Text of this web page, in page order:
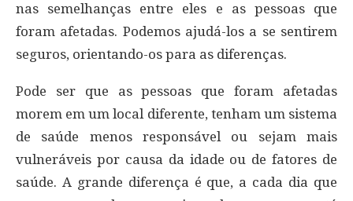
nas semelhanças entre eles e as pessoas que
foram afetadas. Podemos ajudá-los a se sentirem
seguros, orientando-os para as diferenças.
Pode ser que as pessoas que foram afetadas
morem em um local diferente, tenham um sistema
de saúde menos responsável ou sejam mais
vulneráveis ​​por causa da idade ou de fatores de
saúde. A grande diferença é que, a cada dia que